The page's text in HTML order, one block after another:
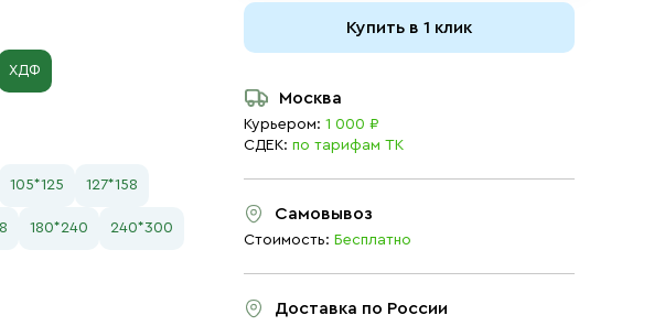
ХДФ
105*125 127*158
180*240 240*300
Купить в 1 клик
Москва
Курьером: 1 000 ₽
СДЕК: по тарифам ТК
Самовывоз
Стоимость: Бесплатно
Доставка по России